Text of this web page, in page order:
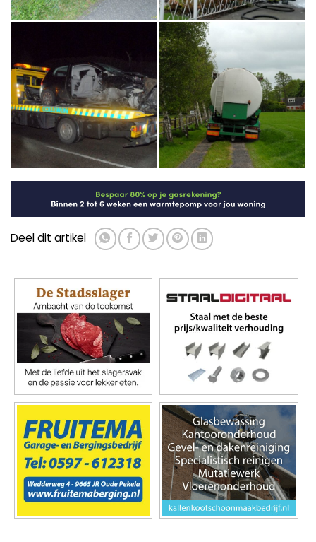
Deel dit artikel